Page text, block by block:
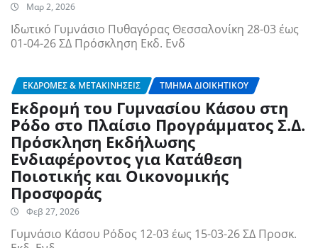
Μαρ 2, 2026
Ιδωτικό Γυμνάσιο Πυθαγόρας Θεσσαλονίκη 28-03 έως
01-04-26 ΣΔ Πρόσκληση Εκδ. Ενδ
ΕΚΔΡΟΜΈΣ & ΜΕΤΑΚΙΝΉΣΕΙΣ ΤΜΉΜΑ ΔΙΟΙΚΗΤΙΚΟΎ
Εκδρομή του Γυμνασίου Κάσου στη
Ρόδο στο Πλαίσιο Προγράμματος Σ.Δ.
Πρόσκληση Εκδήλωσης
Ενδιαφέροντος για Κατάθεση
Ποιοτικής και Οικονομικής
Προσφοράς
Φεβ 27, 2026
Γυμνάσιο Κάσου Ρόδος 12-03 έως 15-03-26 ΣΔ Προσκ.